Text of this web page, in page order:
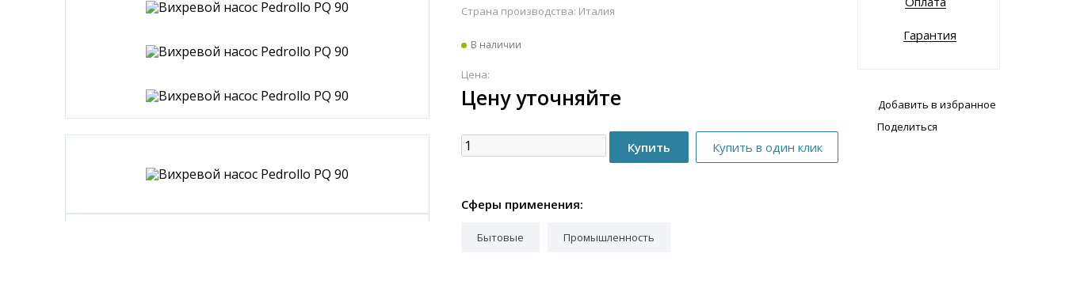
Страна производства: Италия
В наличии
Цена:
Цену уточняйте
Гарантия
Добавить в избранное
Поделиться
Сферы применения:
Бытовые Промышленность